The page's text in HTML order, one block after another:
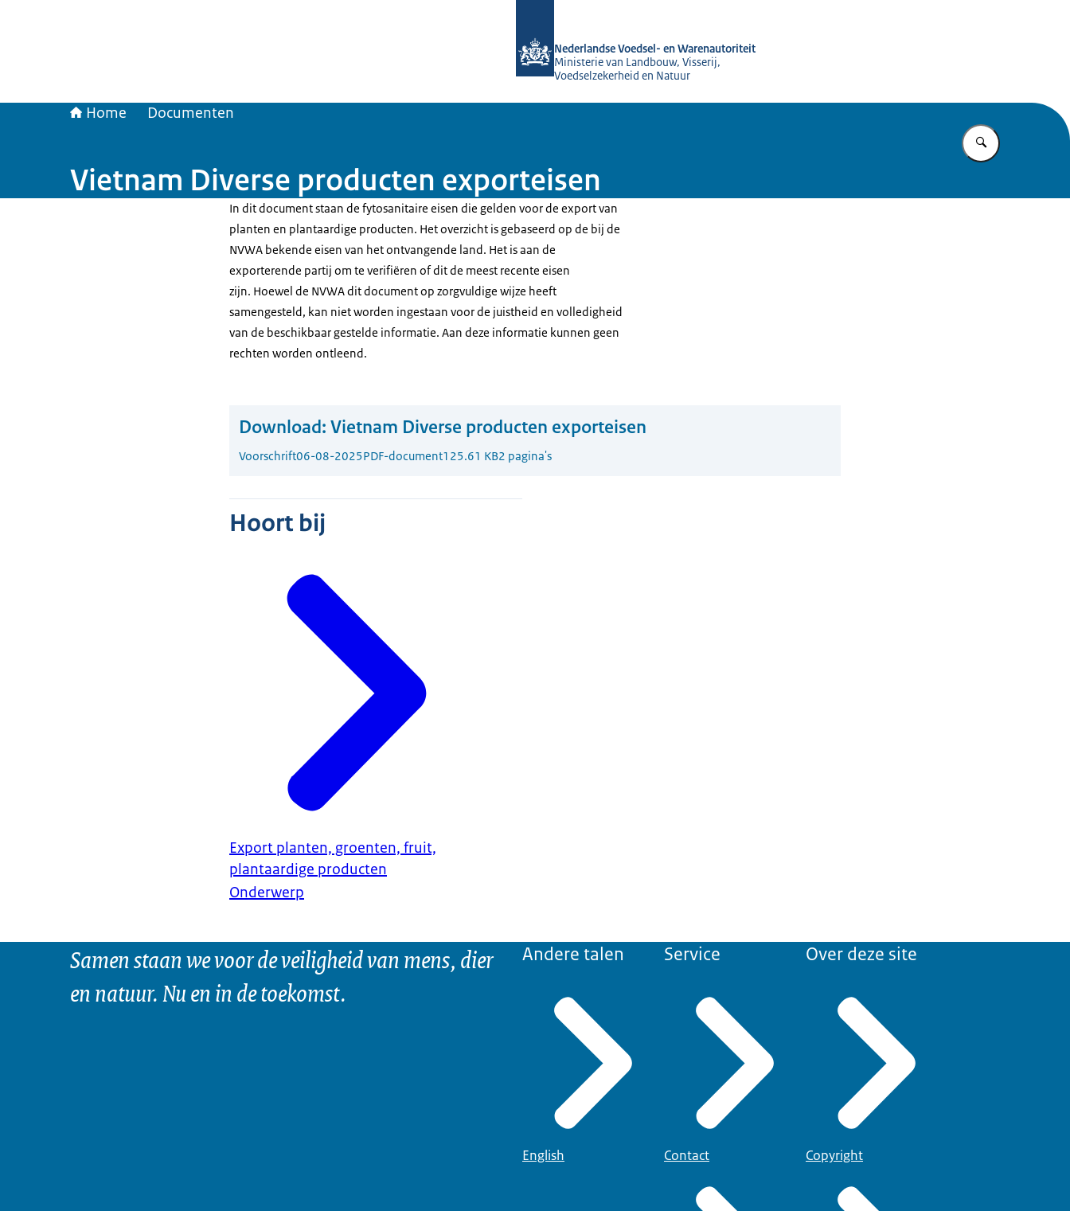
Nederlandse Voedsel- en Warenautoriteit
Ministerie van Landbouw, Visserij,
Voedselzekerheid en Natuur
Home Documenten
Vul in wat u
Vietnam Diverse producten exporteisen
In dit document staan de fytosanitaire eisen die gelden voor de export van
planten en plantaardige producten. Het overzicht is gebaseerd op de bij de
NVWA bekende eisen van het ontvangende land. Het is aan de
exporterende partij om te verifiëren of dit de meest recente eisen
zijn. Hoewel de NVWA dit document op zorgvuldige wijze heeft
samengesteld, kan niet worden ingestaan voor de juistheid en volledigheid
van de beschikbaar gestelde informatie. Aan deze informatie kunnen geen
rechten worden ontleend.
Download: Vietnam Diverse producten exporteisen
Voorschrift06-08-2025PDF-document125.61 KB2 pagina's
Hoort bij
Export planten, groenten, fruit,
plantaardige producten
Onderwerp
Samen staan we voor de veiligheid van mens, dier
en natuur. Nu en in de toekomst.
Andere talen
English
Service
Contact
Over deze site
Copyright